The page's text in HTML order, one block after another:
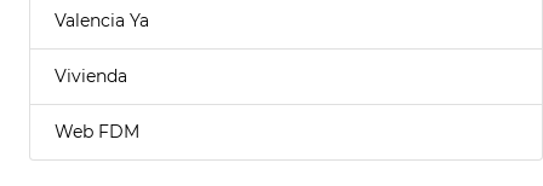
Valencia Ya
Vivienda
Web FDM